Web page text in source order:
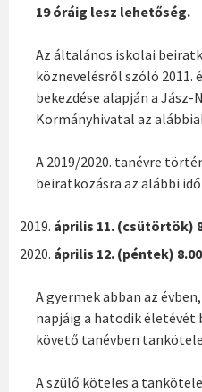
19 óráig lesz lehetőség.
Az általános iskolai
köznevelésről szóló 2011.
bekezdése alapján a
Kormányhivatal az
A 2019/2020. tanévre
beiratkozásra az alábbi
április 11. (csütörtök)
április 12. (péntek)
A gyermek abban az
napjáig a hatodik
követő tanévben
A szülő köteles a